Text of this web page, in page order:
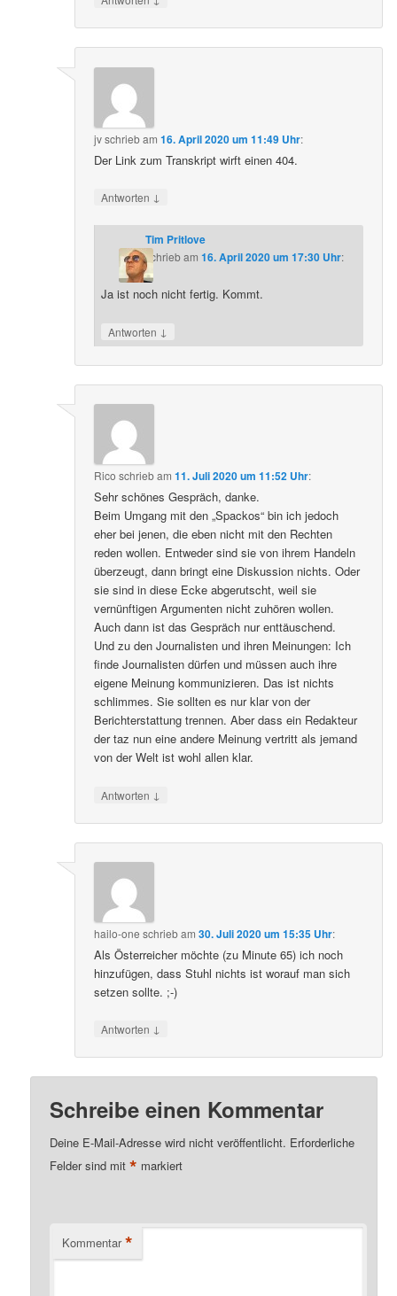
jvschriebam16. April 2020 um 11:49 Uhr:
Der Link zum Transkript wirft einen 404.
Antworten ↓
Tim Pritlove
schriebam 16. April 2020 um 17:30 Uhr:
Ja ist noch nicht fertig. Kommt.
Antworten ↓
Rico schriebam11. Juli 2020 um 11:52 Uhr:
Sehr schönes Gespräch, danke.
Beim Umgang mit den „Spackos“ bin ich jedoch
eher bei jenen, die eben nicht mit den Rechten
reden wollen. Entweder sind sie von ihrem Handeln
überzeugt, dann bringt eine Diskussion nichts. Oder
sie sind in diese Ecke abgerutscht, weil sie
vernünftigen Argumenten nicht zuhören wollen.
Auch dann ist das Gespräch nur enttäuschend.
Und zu den Journalisten und ihren Meinungen: Ich
finde Journalisten dürfen und müssen auch ihre
eigene Meinung kommunizieren. Das ist nichts
schlimmes. Sie sollten es nur klar von der
Berichterstattung trennen. Aber dass ein Redakteur
der taz nun eine andere Meinung vertritt als jemand
von der Welt ist wohl allen klar.
Antworten ↓
hailo-one schriebam30. Juli 2020 um 15:35 Uhr:
Als Österreicher möchte (zu Minute 65) ich noch
hinzufügen, dass Stuhl nichts ist worauf man sich
setzen sollte. ;-)
Antworten ↓
Schreibe einen Kommentar
Deine E-Mail-Adresse wird nicht veröffentlicht. Erforderliche
Felder sind mit* markiert
Kommentar *